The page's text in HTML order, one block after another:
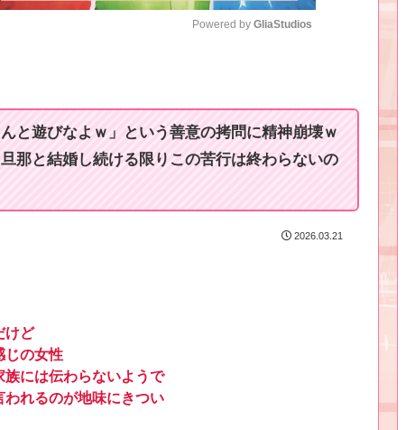
t
e
Powered by GliaStudios
と遊びなよｗ」という善意の拷問に精神崩壊ｗ
那と結婚し続ける限りこの苦行は終わらないの
2026.03.21
けど
じの女性
には伝わらないようで
れるのが地味にきつい